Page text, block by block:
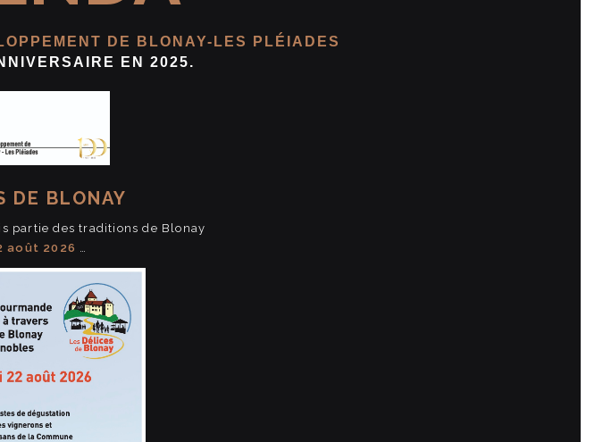
DE BLONAY-LES PLÉIADES
EN 2025.
DE BLONAY
partie des traditions de Blonay
août 2026 …